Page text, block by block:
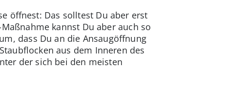
öffnest: Das solltest Du aber erst
kannst Du aber auch so
dass Du an die Ansaugöffnung
aus dem Inneren des
der sich bei den meisten